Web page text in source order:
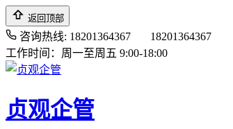
返回顶部
咨询热线: 18201364367
18201364367
工作时间：周一至周五 9:00-18:00
贞观企管